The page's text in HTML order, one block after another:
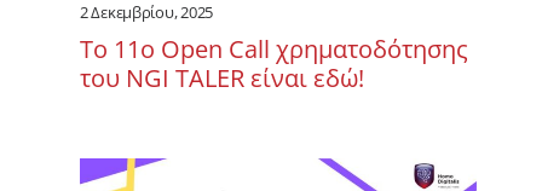
2 Δεκεμβρίου, 2025
Το 11ο Open Call χρηματοδότησης
του NGI TALER είναι εδώ!